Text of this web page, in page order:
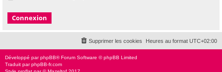
Heures au format UTC+02:00
Supprimer les cookies
Développé parphpBB® Forum Software © phpBB Limited
Traduit parphpBB-fr.com